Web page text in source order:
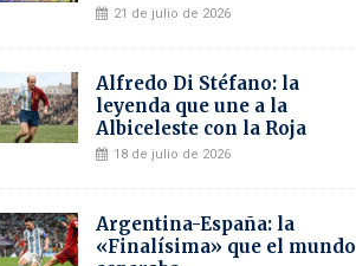
21 de julio de 2026
Alfredo Di Stéfano: la
leyenda que une a la
Albiceleste con la Roja
18 de julio de 2026
Argentina-España: la
«Finalísima» que el mundo